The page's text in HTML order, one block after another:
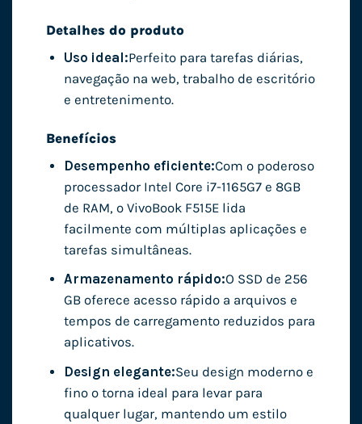
Detalhes do produto
Uso ideal:Perfeito para tarefas diárias,
navegação na web, trabalho de escritório
e entretenimento.
Benefícios
Desempenho eficiente:Com o poderoso
processador Intel Core i7-1165G7 e 8GB
de RAM, o VivoBook F515E lida
facilmente com múltiplas aplicações e
tarefas simultâneas.
Armazenamento rápido:O SSD de 256
GB oferece acesso rápido a arquivos e
tempos de carregamento reduzidos para
aplicativos.
Design elegante:Seu design moderno e
fino o torna ideal para levar para
qualquer lugar, mantendo um estilo